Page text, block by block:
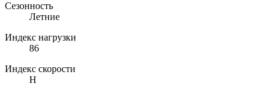
Сезонность
Летние
Индекс нагрузки
86
Индекс скорости
H